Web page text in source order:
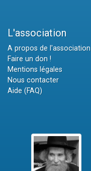
L'association
A propos de l'association
Faire un don !
Mentions légales
Nous contacter
Aide (FAQ)